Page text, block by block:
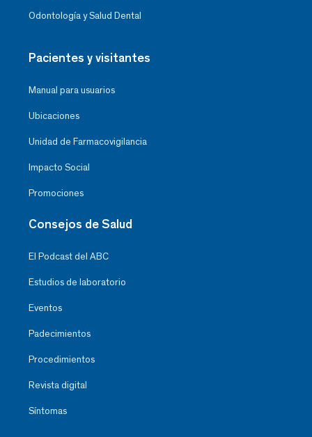
Odontología y Salud Dental
Pacientes y visitantes
Manual para usuarios
Ubicaciones
Unidad de Farmacovigilancia
Impacto Social
Promociones
Consejos de Salud
El Podcast del ABC
Estudios de laboratorio
Eventos
Padecimientos
Procedimientos
Revista digital
Síntomas